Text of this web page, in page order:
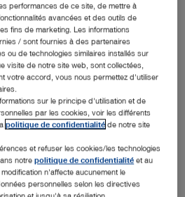
trocart distale biseautée
3,5 mm
3 cm
vert
Non
performances de ce site, de mettre à
avancées et des outils de
fins de marketing. Les informations
/ sont fournies à des partenaires
ou de technologies similaires installés sur
visite de notre site web, sont collectées,
votre accord, vous nous permettez d'utiliser
sur le principe d'utilisation et de
par les cookies, voir les différents
politique de confidentialité de notre site
et refuser les cookies/les technologies
notrepolitique de confidentialité et au
n'affecte aucunement le
personnelles selon les directives